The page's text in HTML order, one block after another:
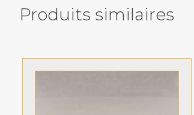
Produits similaires